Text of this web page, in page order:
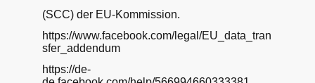
(SCC) der EU-Kommission.
https://www.facebook.com/legal/EU_data_tran
sfer_addendum
https://de-